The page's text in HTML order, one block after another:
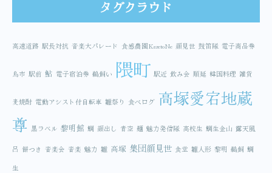
タグクラウド
高速道路 駅長対抗 音楽大パレード 食感農園KazetoNe 顔見世 鼓笛隊 電子商品券
鳥市 駅前 鮎 電子宿泊券 鵜飼い 隈町 駅近 飲み会 順延 韓国料理 雑貨
麦焼酎 電動アシスト付自転車 雛祭り 食べログ 高塚愛宕地蔵
尊 黒ラベル 黎明館 鯛 顔出し 青空 麺 魅力発信隊 高校生 鯛生金山 露天風
呂 餅つき 音楽会 音楽 魅力 雛 高塚 集団顔見世 食堂 雛人形 黎明 鵜飼 鯛
生